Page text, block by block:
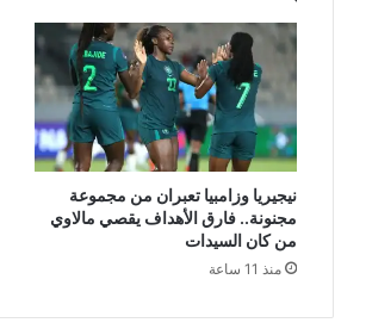
نيجيريا وزامبيا تعبران من مجموعة
مجنونة.. فارق الأهداف يقصي مالاوي
من كان السيدات
منذ 11 ساعة